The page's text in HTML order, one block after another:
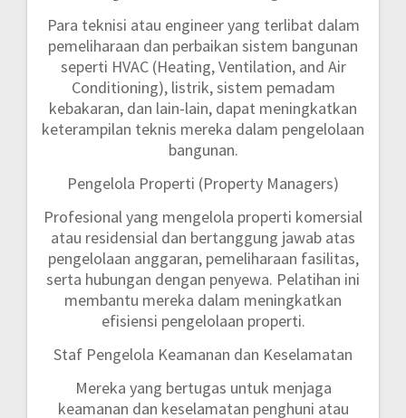
Para teknisi atau engineer yang terlibat dalam
pemeliharaan dan perbaikan sistem bangunan
seperti HVAC (Heating, Ventilation, and Air
Conditioning), listrik, sistem pemadam
kebakaran, dan lain-lain, dapat meningkatkan
keterampilan teknis mereka dalam pengelolaan
bangunan.
Pengelola Properti (Property Managers)
Profesional yang mengelola properti komersial
atau residensial dan bertanggung jawab atas
pengelolaan anggaran, pemeliharaan fasilitas,
serta hubungan dengan penyewa. Pelatihan ini
membantu mereka dalam meningkatkan
efisiensi pengelolaan properti.
Staf Pengelola Keamanan dan Keselamatan
Mereka yang bertugas untuk menjaga
keamanan dan keselamatan penghuni atau